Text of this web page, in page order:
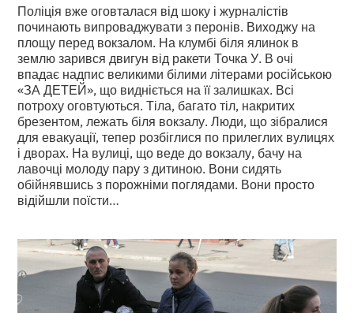
Поліція вже оговталася від шоку і журналістів
починають випроваджувати з перонів. Виходжу на
площу перед вокзалом. На клумбі біля ялинок в
землю зарився двигун від ракети Точка У. В очі
впадає надпис великими білими літерами російською
«ЗА ДЕТЕЙ», що видніється на її залишках. Всі
потроху оговтуються. Тіла, багато тіл, накритих
брезентом, лежать біля вокзалу. Люди, що зібралися
для евакуації, тепер розбіглися по прилеглих вулицях
і дворах. На вулиці, що веде до вокзалу, бачу на
лавочці молоду пару з дитиною. Вони сидять
обійнявшись з порожніми поглядами. Вони просто
відійшли поїсти…